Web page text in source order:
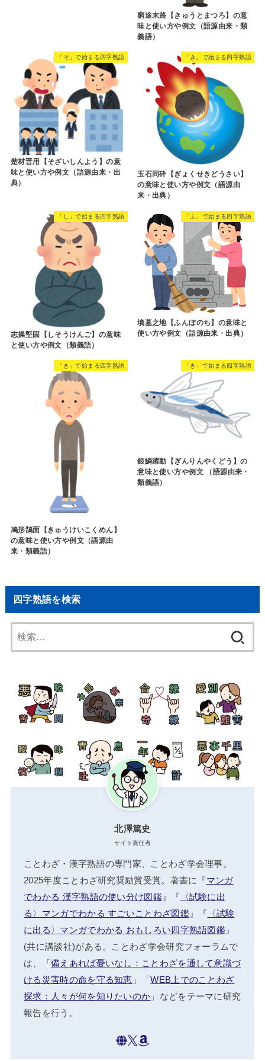
窮途末路【きゅうとまつろ】の意
味と使い方や例文（語源由来・類
義語）
「そ」で始まる四字熟語
楚材晋用【そざいしんよう】の意
味と使い方や例文（語源由来・出
典）
「き」で始まる四字熟語
玉石同砕【ぎょくせきどうさい】
の意味と使い方や例文（語源由
来・出典）
「し」で始まる四字熟語
志操堅固【しそうけんご】の意味
と使い方や例文（類義語）
「ふ」で始まる四字熟語
墳墓之地【ふんぼのち】の意味と
使い方や例文（語源由来・出典）
「き」で始まる四字熟語
鳩形鵠面【きゅうけいこくめん】
の意味と使い方や例文（語源由
来・類義語）
「き」で始まる四字熟語
銀鱗躍動【ぎんりんやくどう】の
意味と使い方や例文 （語源由来・
類義語）
四字熟語を検索
索:
北澤篤史
サイト責任者
ことわざ・漢字熟語の専門家、ことわざ学会理事。
2025年度ことわざ研究奨励賞受賞。著書に『マンガ
でわかる 漢字熟語の使い分け図鑑』『 〈試験に出
る〉マンガでわかる すごいことわざ図鑑』『 〈試験
に出る〉マンガでわかる おもしろい四字熟語図鑑 』
(共に講談社)がある。ことわざ学会研究フォーラムで
は、「備えあれば憂いなし：ことわざを通して意識づ
ける災害時の命を守る知恵 」「WEB上でのことわざ
探求：人々が何を知りたいのか 」などをテーマに研究
報告を行う。